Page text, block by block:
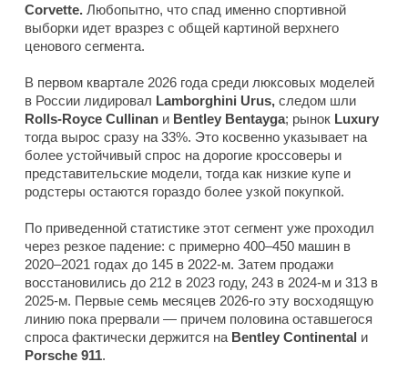
Corvette. Любопытно, что спад именно спортивной
выборки идет вразрез с общей картиной верхнего
ценового сегмента.
В первом квартале 2026 года среди люксовых моделей
в России лидировал Lamborghini Urus, следом шли
Rolls-Royce Cullinan и Bentley Bentayga; рынок Luxury
тогда вырос сразу на 33%. Это косвенно указывает на
более устойчивый спрос на дорогие кроссоверы и
представительские модели, тогда как низкие купе и
родстеры остаются гораздо более узкой покупкой.
По приведенной статистике этот сегмент уже проходил
через резкое падение: с примерно 400–450 машин в
2020–2021 годах до 145 в 2022-м. Затем продажи
восстановились до 212 в 2023 году, 243 в 2024-м и 313 в
2025-м. Первые семь месяцев 2026-го эту восходящую
линию пока прервали — причем половина оставшегося
спроса фактически держится на Bentley Continental и
Porsche 911.